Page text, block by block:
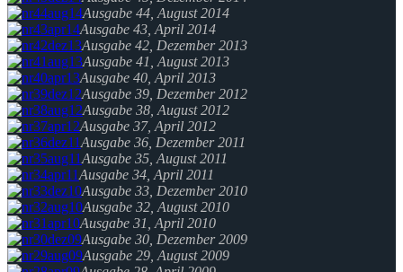
Ausgabe 44, August 2014
Ausgabe 43, April 2014
Ausgabe 42, Dezember 2013
Ausgabe 41, August 2013
Ausgabe 40, April 2013
Ausgabe 39, Dezember 2012
Ausgabe 38, August 2012
Ausgabe 37, April 2012
Ausgabe 36, Dezember 2011
Ausgabe 35, August 2011
Ausgabe 34, April 2011
Ausgabe 33, Dezember 2010
Ausgabe 32, August 2010
Ausgabe 31, April 2010
Ausgabe 30, Dezember 2009
Ausgabe 29, August 2009